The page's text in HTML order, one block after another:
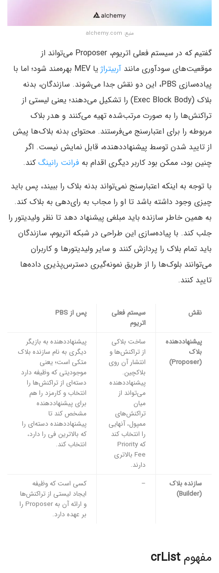
منبع: alchemy.com
گفتیم که در سیستم فعلی اتریوم، Proposer می‌تواند از
موقعیت‌های سودآوری مانند آربیتراژ
یا MEV بهره‌مند شود؛ اما با
پیاده‌سازی PBS، این دو نقش جدا می‌شوند. سازندگان، بدنه
بلاک (Exec Block Body) را تشکیل می‌دهند؛ یعنی لیستی از
تراکنش‌ها را به صورت مرتب‌شده تهیه می‌کنند و هدر بلاک
مربوطه را برای اعتبارسنج می‌فرستند. محتوای بدنه بلاک‌ها پیش
از تایید شدن توسط پیشنهاددهنده، قابل نمایش نیست. اگر
چنین بود، ممکن بود کاربر دیگری اقدام به فرانت رانینگ کند.
با توجه به اینکه اعتبارسنج نمی‌تواند بدنه بلاک‌ را ببیند، پس باید
چیزی وجود داشته باشد تا او را مجاب به رای‌دهی به بلاک کند.
به همین خاطر سازنده باید مبلغی پیشنهاد دهد تا نظر ولیدیتور را
جلب کند. با پیاده‌سازی این طراحی در شبکه اتریوم، سازندگان
باید تمام بلاک را پردازش کنند و سایر ولیدیتورها و کاربران
می‌توانند بلوک‌ها را از طریق نمونه‌گیری دسترس‌پذیری داده‌ها
تایید کنند.
نقش
سیستم فعلی
اتریوم
پس از PBS
پیشنهاددهنده
بلاک
(Proposer)
ساخت بلاکی
از تراکنش‌ها و
انتشار آن روی
بلاکچین.
پیشنهاددهنده
می‌تواند از
میان
تراکنش‌های
ممپول، آنهایی
را انتخاب کند
که Priority
Fee بالاتری
دارند.
پیشنهاددهنده به بازیگر
دیگری به نام سازنده بلاک
متکی است؛ یعنی
موجودیتی که وظیفه دارد
دسته‌ای از تراکنش‌ها را
انتخاب و کارمزد را هم
برای پیشنهاددهنده
مشخص کند تا
پیشنهاددهنده دسته‌ای را
که بالاترین فی را دارد،
انتخاب کند.
سازنده بلاک
(Builder)
–
کسی است که وظیفه
ایجاد لیستی از تراکنش‌ها
و ارائه آن به Proposer را
بر عهده دارد.
مفهوم crList